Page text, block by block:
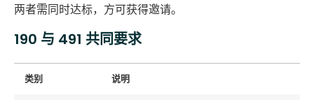
两者需同时达标，方可获得邀请。
190 与 491 共同要求
类别 说明